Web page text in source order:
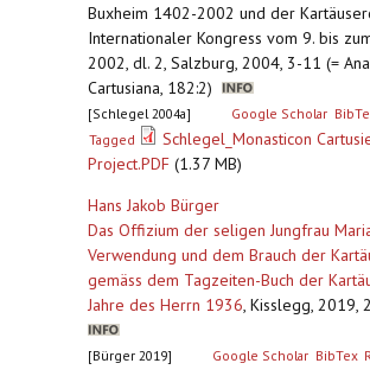
Buxheim 1402-2002 und der
Internationaler Kongress vom 9. bis
2002, dl. 2, Salzburg, 2004, 3-11 (=
Cartusiana, 182:2)
[Schlegel 2004a] Google Scholar
Tagged
Schlegel_Monasticon
Project.PDF (1.37 MB)
Hans Jakob Bürger
Das Offizium der seligen Jungfrau
Verwendung und dem Brauch der
gemäss dem Tagzeiten-Buch der
Jahre des Herrn 1936, Kisslegg, 2019,
[Bürger 2019] Google Scholar BibTex